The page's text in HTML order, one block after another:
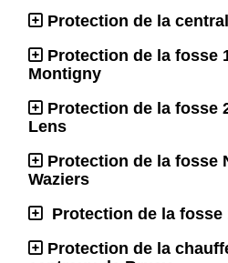
Protection de la
Protection de la fosse
Montigny
Protection de la fosse
Lens
Protection de la fosse
Waziers
Protection de la fosse
Protection de la